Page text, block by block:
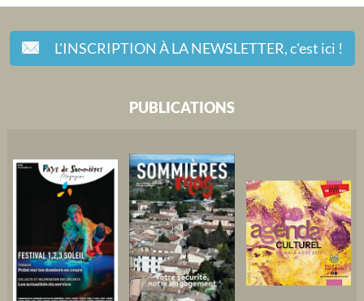
L'INSCRIPTION À LA NEWSLETTER,c'est ici !
PUBLICATIONS